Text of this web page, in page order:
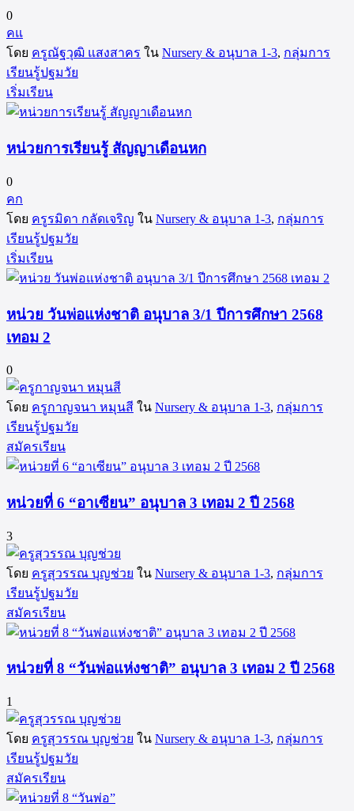
0
คแ
โดย ครูณัฐวุฒิ แสงสาคร ใน Nursery & อนุบาล 1-3, กลุ่มการ
เรียนรู้ปฐมวัย
เริ่มเรียน
หน่วยการเรียนรู้ สัญญาเดือนหก
0
คก
โดย ครูรมิดา กลัดเจริญ ใน Nursery & อนุบาล 1-3, กลุ่มการ
เรียนรู้ปฐมวัย
เริ่มเรียน
หน่วย วันพ่อแห่งชาติ อนุบาล 3/1 ปีการศึกษา 2568
เทอม 2
0
โดย ครูกาญจนา หมุนสี ใน Nursery & อนุบาล 1-3, กลุ่มการ
เรียนรู้ปฐมวัย
สมัครเรียน
หน่วยที่ 6 “อาเซียน” อนุบาล 3 เทอม 2 ปี 2568
3
โดย ครูสุวรรณ บุญช่วย ใน Nursery & อนุบาล 1-3, กลุ่มการ
เรียนรู้ปฐมวัย
สมัครเรียน
หน่วยที่ 8 “วันพ่อแห่งชาติ” อนุบาล 3 เทอม 2 ปี 2568
1
โดย ครูสุวรรณ บุญช่วย ใน Nursery & อนุบาล 1-3, กลุ่มการ
เรียนรู้ปฐมวัย
สมัครเรียน